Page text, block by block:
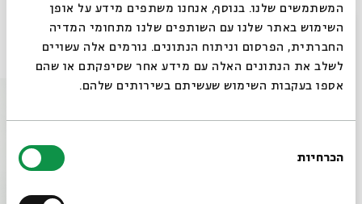
המשתמשים שלנו. בנוסף, אנחנו משתפים מידע על אופן
השימוש באתר שלנו עם השותפים שלנו מתחומי המדיה
החברתית, הפרסום וניתוח הנתונים. גורמים אלה עשויים
לשלב את הנתונים האלה עם מידע אחר שסיפקתם או שהם
אספו בעקבות השימוש שעשיתם בשירותים שלהם.
הסכמה
הכרחיות
אירועים נוספים בסדרה
סגור